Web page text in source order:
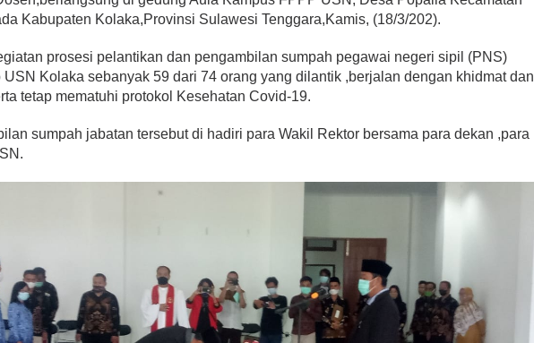
Kabupaten Kolaka,Provinsi Sulawesi Tenggara,Kamis, (18/3/202).
prosesi pelantikan dan pengambilan sumpah pegawai negeri sipil (PNS)
Kolaka sebanyak 59 dari 74 orang yang dilantik ,berjalan dengan khidmat dan
tetap mematuhi protokol Kesehatan Covid-19.
sumpah jabatan tersebut di hadiri para Wakil Rektor bersama para dekan ,para